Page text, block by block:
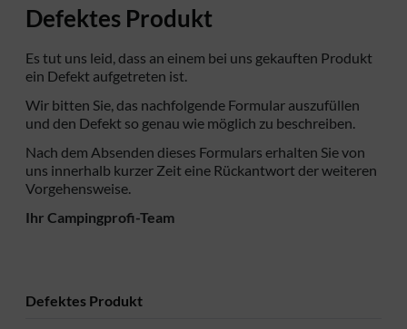
Defektes Produkt
Es tut uns leid, dass an einem bei uns gekauften Produkt
ein Defekt aufgetreten ist.
Wir bitten Sie, das nachfolgende Formular auszufüllen
und den Defekt so genau wie möglich zu beschreiben.
Nach dem Absenden dieses Formulars erhalten Sie von
uns innerhalb kurzer Zeit eine Rückantwort der weiteren
Vorgehensweise.
Ihr Campingprofi-Team
Defektes Produkt